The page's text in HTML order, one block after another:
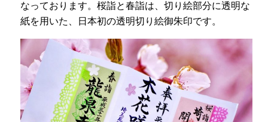
なっております。桜詣と春詣は、切り絵部分に透明な
紙を用いた、日本初の透明切り絵御朱印です。